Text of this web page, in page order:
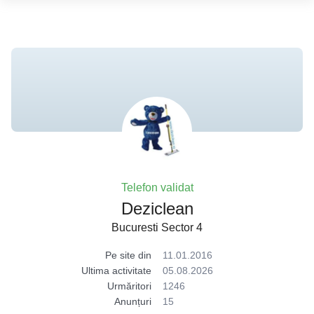
Telefon validat
Deziclean
Bucuresti Sector 4
Pe site din
11.01.2016
Ultima activitate
05.08.2026
Urmăritori
1246
Anunțuri
15